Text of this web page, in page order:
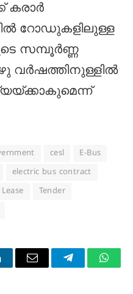
കരാർ
റോഡുകളിലുള്ള
സമ്പൂർണ്ണ
വർഷത്തിനുള്ളിൽ
cesl
E-Bus
electric bus contract
Tender
Email Telegram